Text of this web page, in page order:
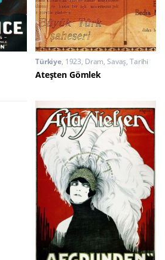
Türkiye 1923 Dram,Savaş,Tarihi
Ateşten Gömlek